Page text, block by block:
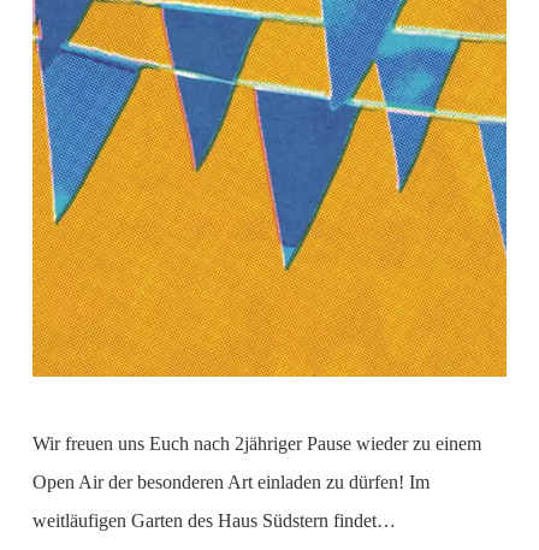
Wir freuen uns Euch nach 2jähriger Pause wieder zu einem
Open Air der besonderen Art einladen zu dürfen! Im
weitläufigen Garten des Haus Südstern findet…